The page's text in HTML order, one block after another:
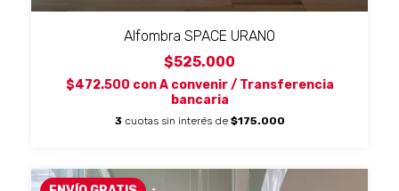
Alfombra SPACE URANO
$525.000
$472.500 con A convenir / Transferencia
bancaria
3 cuotas sin interés de $175.000